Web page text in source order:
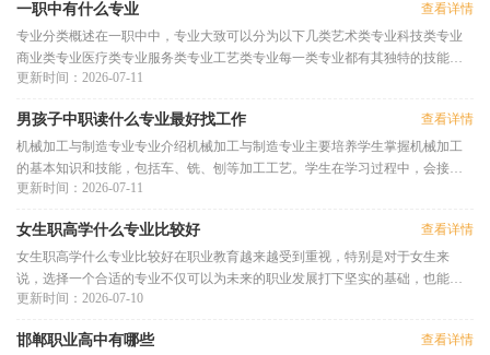
一职中有什么专业
查看详情
专业分类概述在一职中中，专业大致可以分为以下几类艺术类专业科技类专业
商业类专业医疗类专业服务类专业工艺类专业每一类专业都有其独特的技能要
求和职业前景，下面将逐一详
更新时间：2026-07-11
男孩子中职读什么专业最好找工作
查看详情
机械加工与制造专业专业介绍机械加工与制造专业主要培养学生掌握机械加工
的基本知识和技能，包括车、铣、刨等加工工艺。学生在学习过程中，会接触
到现代机械制造的相关设备和
更新时间：2026-07-11
女生职高学什么专业比较好
查看详情
女生职高学什么专业比较好在职业教育越来越受到重视，特别是对于女生来
说，选择一个合适的专业不仅可以为未来的职业发展打下坚实的基础，也能实
现个人价值和生活目标。女生在
更新时间：2026-07-10
邯郸职业高中有哪些 查看详情